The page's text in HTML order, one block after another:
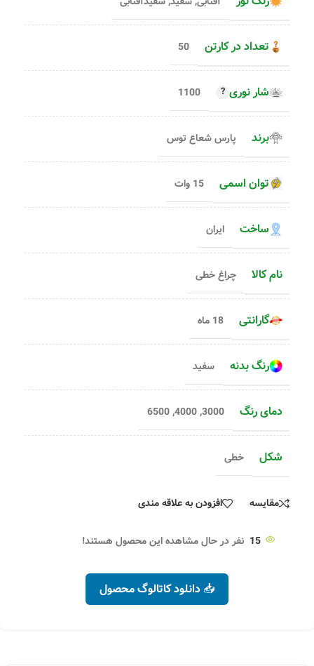
تعداد در کارتن 50
شار نوری 1100
برند پارس شعاع توس
توان اسمی 15 وات
ساخت ایران
نام کالا چراغ خطی
گارانتی 18 ماه
رنگ بدنه سفید
دمای رنگ 3000
,
4000
,
6500
شکل خطی
مقایسه افزودن به علاقه مندی
15 نفر در حال مشاهده این محصول هستند!
📥 دانلود کاتالوگ محصول